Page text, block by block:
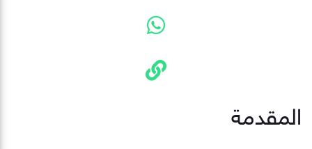
المقدمة